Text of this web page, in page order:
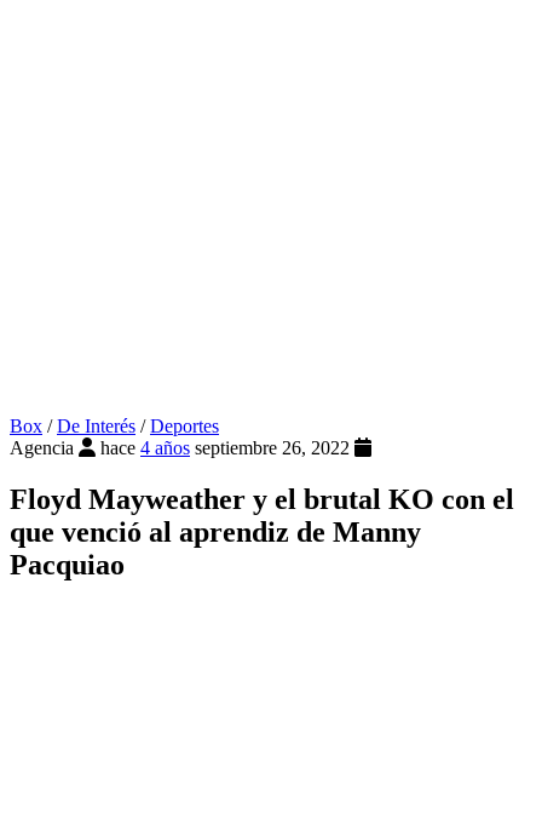
Box /De Interés /Deportes
Agencia
hace 4 años septiembre 26, 2022
Floyd Mayweather y el brutal KO con el
que venció al aprendiz de Manny
Pacquiao